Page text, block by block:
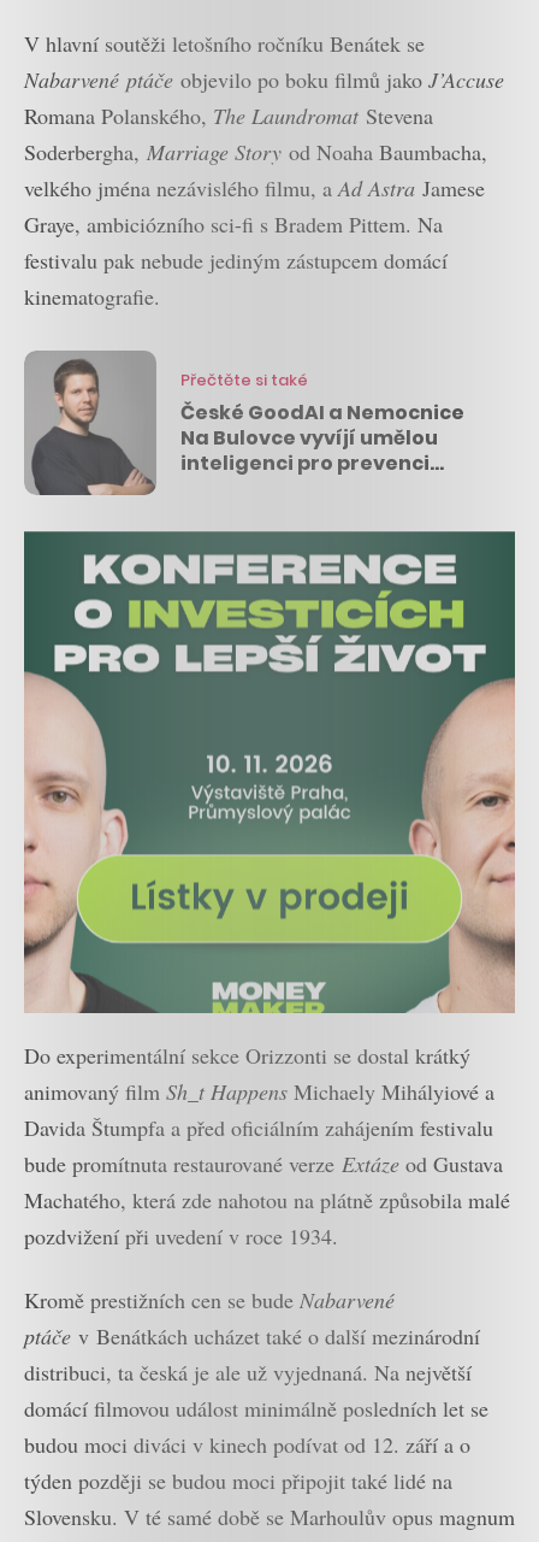
V hlavní soutěži letošního ročníku Benátek se
Nabarvené ptáče objevilo po boku filmů jako J’Accuse
Romana Polanského, The Laundromat Stevena
Soderbergha, Marriage Story od Noaha Baumbacha,
velkého jména nezávislého filmu, aAd Astra Jamese
Graye, ambiciózního sci-fi s Bradem Pittem. Na
festivalu pak nebude jediným zástupcem domácí
kinematografie.
Přečtěte si také
České GoodAI a Nemocnice
Na Bulovce vyvíjí umělou
inteligenci pro prevenci
Do experimentální sekce Orizzonti se dostal krátký
animovaný film Sh_t Happens Michaely Mihályiové a
Davida Štumpfa a před oficiálním zahájením festivalu
bude promítnuta restaurované verze Extáze od Gustava
Machatého, která zde nahotou na plátně způsobila malé
pozdvižení při uvedení v roce 1934.
Kromě prestižních cen se bude Nabarvené
ptáče v Benátkách ucházet také o další mezinárodní
distribuci, ta česká je ale už vyjednaná. Na největší
domácí filmovou událost minimálně posledních let se
budou moci diváci v kinech podívat od 12. září a o
týden později se budou moci připojit také lidé na
Slovensku. V té samé době se Marhoulův opus magnum